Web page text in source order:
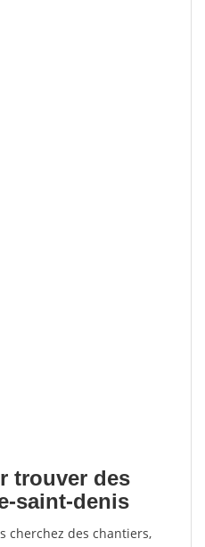
trouver des
saint-denis
cherchez des chantiers,